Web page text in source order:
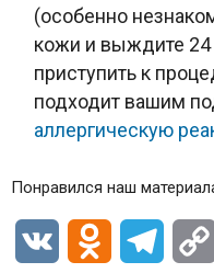
(особенно
кожи и выждите
приступить к
подходит вашим
аллергическую
Понравился наш
VK Odnoklassniki